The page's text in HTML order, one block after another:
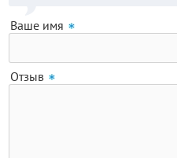
Ваше имя
Отзыв